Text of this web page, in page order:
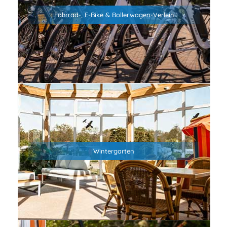
Fahrrad-, E-Bike & Bollerwagen-Verleih
Nordsee der Wind meistens von vorne kommt, haben wir
auch E-Bikes für Euch.
Für alle, die sich mit Sack und Pack auf den Weg zum Strand
machen wollen, gibt es zudem auch Bollerwagen.
Sprecht uns einfach an!
Wintergarten
Im Wintergarten findest du Infomaterial zu Ausflugszielen
und Veranstaltungsmöglichkeiten in der Umgebung.
Außerdem kannst du hier auf unseren Loungemöbeln oder
im Strandkorb entspannen.